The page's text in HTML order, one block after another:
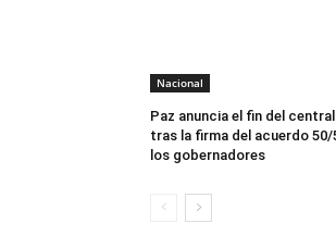
Nacional
Paz anuncia el fin del
tras la firma del acuerdo 50/
los gobernadores